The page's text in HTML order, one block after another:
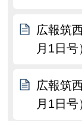
広報筑
月1日号
広報筑
月1日号